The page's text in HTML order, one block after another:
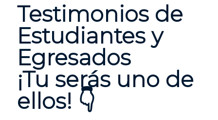
Testimonios de
Estudiantes y
Egresados
¡Tu serás uno de
ellos! 👇